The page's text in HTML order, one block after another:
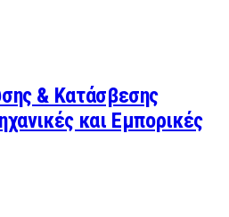
& Κατάσβεσης
και Εμπορικές